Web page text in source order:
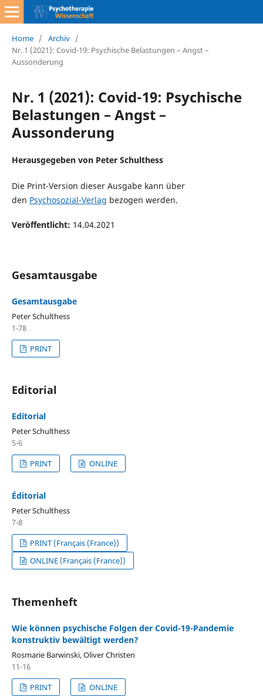
Home / Archiv /
Nr. 1 (2021): Covid-19: Psychische Belastungen – Angst –
Aussonderung
Nr. 1 (2021): Covid-19: Psychische
Belastungen – Angst –
Aussonderung
Herausgegeben von Peter Schulthess
Die Print-Version dieser Ausgabe kann über
den Psychosozial-Verlag bezogen werden.
Veröffentlicht: 14.04.2021
Gesamtausgabe
Gesamtausgabe
Peter Schulthess
1-78
PRINT
Editorial
Editorial
Peter Schulthess
5-6
PRINT
ONLINE
Éditorial
Peter Schulthess
7-8
PRINT (Français (France))
ONLINE (Français (France))
Themenheft
Wie können psychische Folgen der Covid-19-Pandemie
konstruktiv bewältigt werden?
Rosmarie Barwinski, Oliver Christen
11-16
PRINT
ONLINE